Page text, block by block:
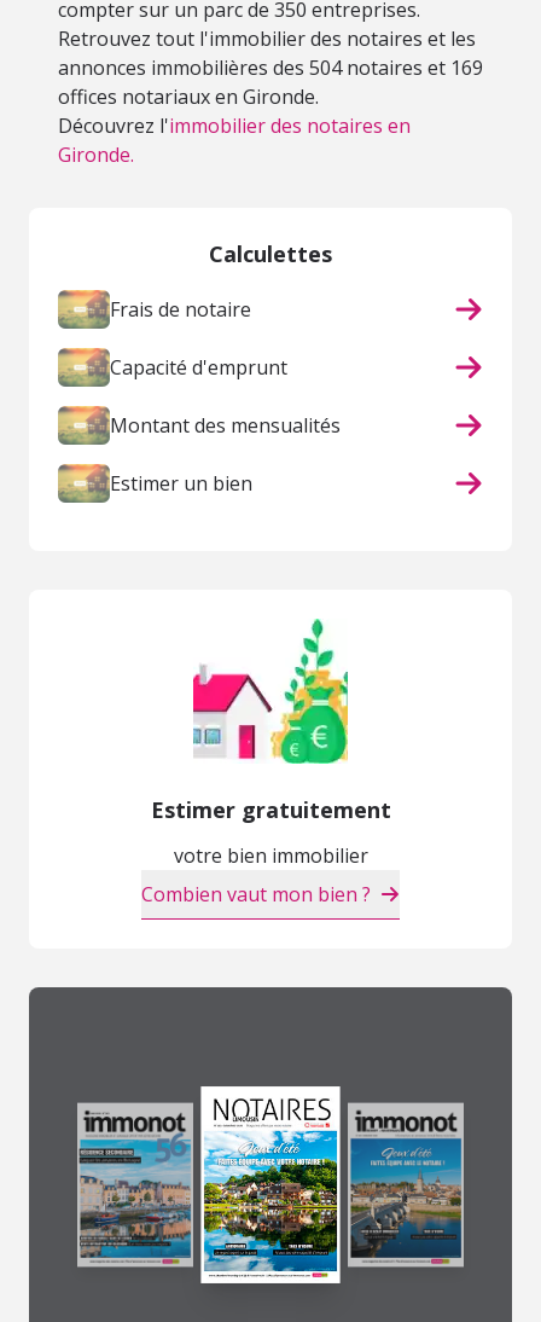
compter sur un parc de 350 entreprises.
Retrouvez tout l'immobilier des notaires et les
annonces immobilières des 504 notaires et 169
offices notariaux en Gironde.
Découvrez l'immobilier des notaires en
Gironde.
Calculettes
Frais de notaire
Capacité d'emprunt
Montant des mensualités
Estimer un bien
Estimer gratuitement
votre bien immobilier
Combien vaut mon bien ?